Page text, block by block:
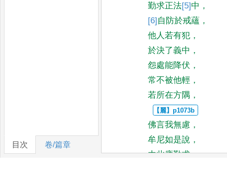
目次 卷/篇章
勤求正法[5]中 ，
[6]自 防於戒蘊 ，
他人若有犯 ，
於決了義中 ，
怨處能降伏 ，
常不被他輕 ，
若所在方隅 ，
佛言我無慮 ，
牟尼如是說 ，
由此應勤求，